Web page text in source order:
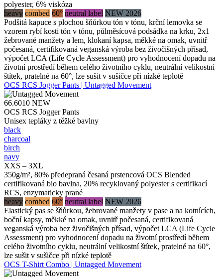
polyester, 6% viskóza
heavy combed 60° neutral label NEW 2026
Podšitá kapuce s plochou šňůrkou tón v tónu, krční lemovka se
vzorem rybí kosti tón v tónu, půlměsícová podsádka na krku, 2x1
žebrované manžety a lem, klokaní kapsa, měkké na omak, uvnitř
počesaná, certifikovaná veganská výroba bez živočišných přísad,
výpočet LCA (Life Cycle Assessment) pro vyhodnocení dopadu na
životní prostředí během celého životního cyklu, neutrální velikostní
štítek, pratelné na 60°, lze sušit v sušičce při nízké teplotě
OCS RCS Jogger Pants | Untagged Movement
66.6010 NEW
OCS RCS Jogger Pants
Unisex tepláky z těžké bavlny
black
charcoal
birch
navy
XXS – 3XL
350g/m², 80% předepraná česaná prstencová OCS Blended
certifikovaná bio bavlna, 20% recyklovaný polyester s certifikací
RCS, enzymaticky prané
heavy combed 60° neutral label NEW 2026
Elastický pas se šňůrkou, žebrované manžety v pase a na kotnících,
boční kapsy, měkké na omak, uvnitř počesaná, certifikovaná
veganská výroba bez živočišných přísad, výpočet LCA (Life Cycle
Assessment) pro vyhodnocení dopadu na životní prostředí během
celého životního cyklu, neutrální velikostní štítek, pratelné na 60°,
lze sušit v sušičce při nízké teplotě
OCS T-Shirt Combo | Untagged Movement